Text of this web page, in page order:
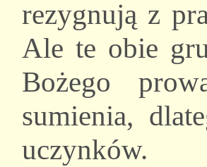
rezygnują z
Ale te obie
Bożego
sumienia,
uczynków.